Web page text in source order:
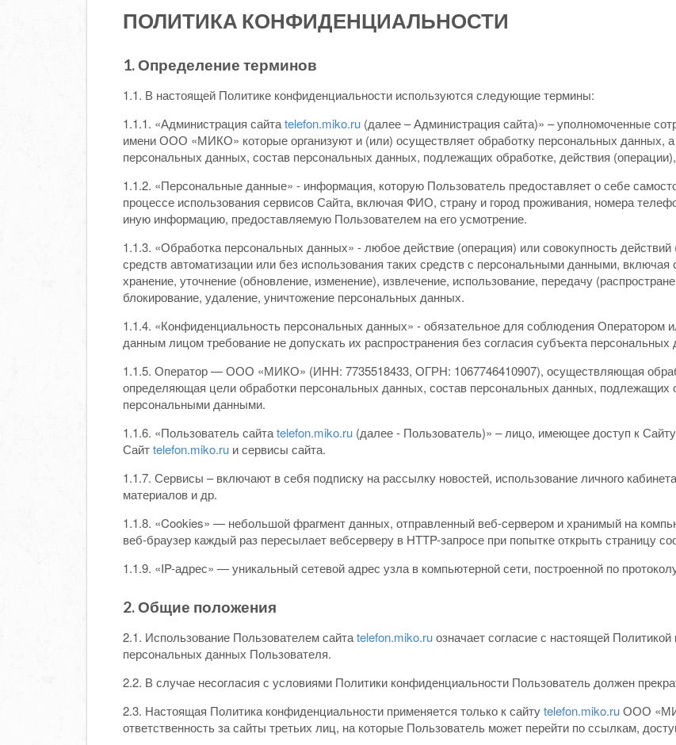
ПОЛИТИКА КОНФИДЕНЦИАЛЬНОСТИ
1. Определение терминов
1.1. В настоящей Политике конфиденциальности используются следующие термины:
1.1.1. «Администрация сайтаtelefon.miko.ru(далее – Администрация сайта)» – уполномоченные
имени ООО «МИКО» которые организуют и (или) осуществляет обработку персональных данных, а
персональных данных, состав персональных данных, подлежащих обработке, действия
1.1.2. «Персональные данные» - информация, которую Пользователь предоставляет о себе
процессе использования сервисов Сайта, включая ФИО, страну и город проживания, номера
иную информацию, предоставляемую Пользователем на его усмотрение.
1.1.3. «Обработка персональных данных» - любое действие (операция) или совокупность
средств автоматизации или без использования таких средств с персональными данными, включая
хранение, уточнение (обновление, изменение), извлечение, использование, передачу
блокирование, удаление, уничтожение персональных данных.
1.1.4. «Конфиденциальность персональных данных» - обязательное для соблюдения
данным лицом требование не допускать их распространения без согласия субъекта персональных
1.1.5. Оператор — ООО «МИКО» (ИНН: 7735518433, ОГРН: 1067746410907), осуществляющая
определяющая цели обработки персональных данных, состав персональных данных, подлежащих
персональными данными.
1.1.6. «Пользователь сайтаtelefon.miko.ru(далее - Пользователь)» – лицо, имеющее доступ к
Сайтtelefon.miko.ruи сервисы сайта.
1.1.7. Сервисы – включают в себя подписку на рассылку новостей, использование личного
материалов и др.
1.1.8. «Cookies» — небольшой фрагмент данных, отправленный веб-сервером и хранимый на
веб-браузер каждый раз пересылает вебсерверу в HTTP-запросе при попытке открыть страницу
1.1.9. «IP-адрес» — уникальный сетевой адрес узла в компьютерной сети, построенной по
2. Общие положения
2.1. Использование Пользователем сайтаtelefon.miko.ruозначает согласие с настоящей
персональных данных Пользователя.
2.2. В случае несогласия с условиями Политики конфиденциальности Пользователь должен
2.3. Настоящая Политика конфиденциальности применяется только к сайтуtelefon.miko.ruООО
ответственность за сайты третьих лиц, на которые Пользователь может перейти по ссылкам,